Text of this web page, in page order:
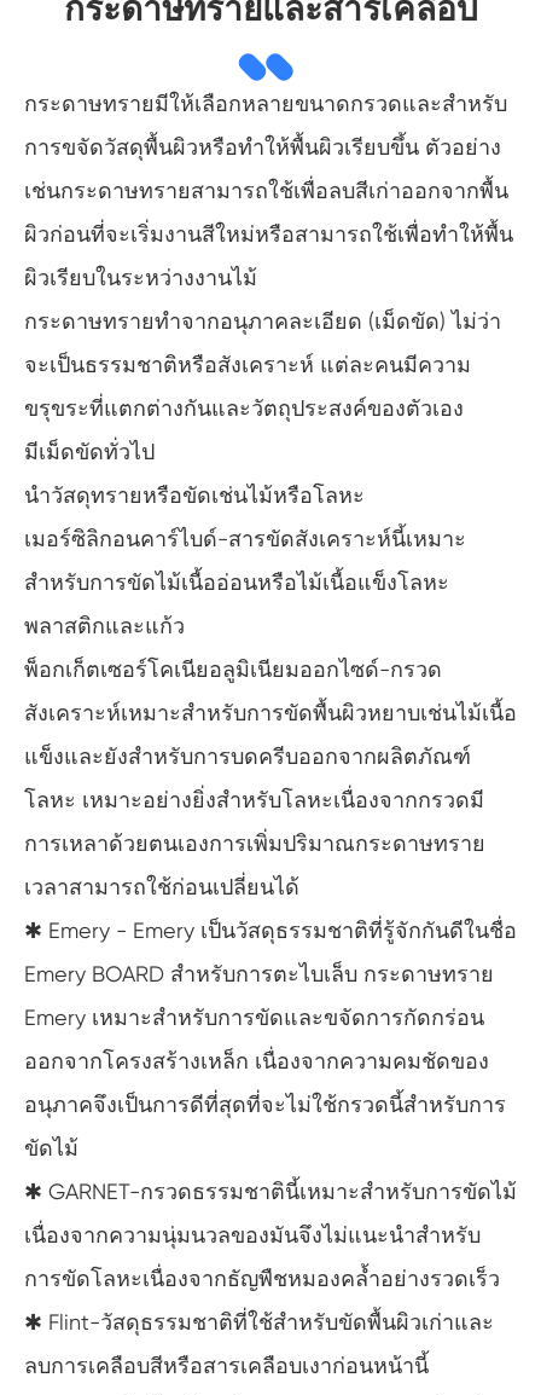
กระดาษทรายและสารเคลือบ
กระดาษทรายมีให้เลือกหลายขนาดกรวดและสำหรับ
การขจัดวัสดุพื้นผิวหรือทำให้พื้นผิวเรียบขึ้น ตัวอย่าง
เช่นกระดาษทรายสามารถใช้เพื่อลบสีเก่าออกจากพื้น
ผิวก่อนที่จะเริ่มงานสีใหม่หรือสามารถใช้เพื่อทำให้พื้น
ผิวเรียบในระหว่างงานไม้
กระดาษทรายทำจากอนุภาคละเอียด (เม็ดขัด) ไม่ว่า
จะเป็นธรรมชาติหรือสังเคราะห์ แต่ละคนมีความ
ขรุขระที่แตกต่างกันและวัตถุประสงค์ของตัวเอง
มีเม็ดขัดทั่วไป
นำวัสดุทรายหรือขัดเช่นไม้หรือโลหะ
เมอร์ซิลิกอนคาร์ไบด์-สารขัดสังเคราะห์นี้เหมาะ
สำหรับการขัดไม้เนื้ออ่อนหรือไม้เนื้อแข็งโลหะ
พลาสติกและแก้ว
พ็อกเก็ตเซอร์โคเนียอลูมิเนียมออกไซด์-กรวด
สังเคราะห์เหมาะสำหรับการขัดพื้นผิวหยาบเช่นไม้เนื้อ
แข็งและยังสำหรับการบดครีบออกจากผลิตภัณฑ์
โลหะ เหมาะอย่างยิ่งสำหรับโลหะเนื่องจากกรวดมี
การเหลาด้วยตนเองการเพิ่มปริมาณกระดาษทราย
เวลาสามารถใช้ก่อนเปลี่ยนได้
✱ Emery - Emery เป็นวัสดุธรรมชาติที่รู้จักกันดีในชื่อ
Emery BOARD สำหรับการตะไบเล็บ กระดาษทราย
Emery เหมาะสำหรับการขัดและขจัดการกัดกร่อน
ออกจากโครงสร้างเหล็ก เนื่องจากความคมชัดของ
อนุภาคจึงเป็นการดีที่สุดที่จะไม่ใช้กรวดนี้สำหรับการ
ขัดไม้
✱ GARNET-กรวดธรรมชาตินี้เหมาะสำหรับการขัดไม้
เนื่องจากความนุ่มนวลของมันจึงไม่แนะนำสำหรับ
การขัดโลหะเนื่องจากธัญพืชหมองคล้ำอย่างรวดเร็ว
✱ Flint-วัสดุธรรมชาติที่ใช้สำหรับขัดพื้นผิวเก่าและ
ลบการเคลือบสีหรือสารเคลือบเงาก่อนหน้านี้